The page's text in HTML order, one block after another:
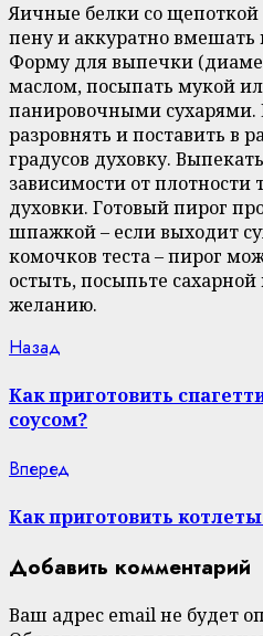
Яичные белки со щепоткой
пену и аккуратно вмешать
Форму для выпечки
маслом, посыпать мукой
панировочными сухарями.
разровнять и поставить в
градусов духовку.
зависимости от плотности
духовки. Готовый пирог
шпажкой – если выходит
комочков теста – пирог
остыть, посыпьте
желанию.
Continue
Reading
Назад
Как приготовить
соусом?
Вперед
Как приготовить
Добавить комментарий
Ваш адрес email не будет